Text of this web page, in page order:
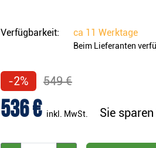
Verfügbarkeit: ca 11 Werktage
Beim Lieferanten
-2% 549 €
536 € inkl. MwSt. Sie sparen